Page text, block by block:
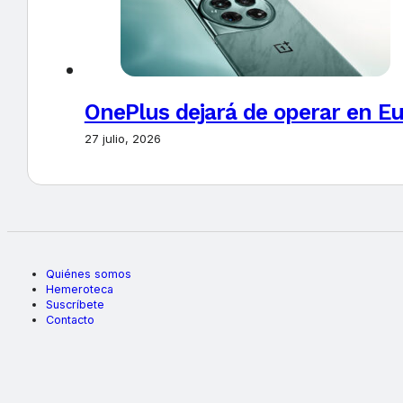
OnePlus dejará de operar en
27 julio, 2026
Quiénes somos
Hemeroteca
Suscríbete
Contacto